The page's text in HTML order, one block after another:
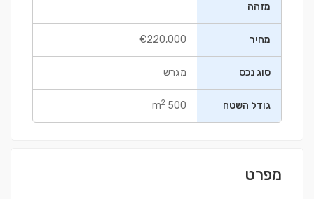
מזהה
מחיר €220,000
סוג נכס מגרש
גודל השטח 500 m
2
מפרט